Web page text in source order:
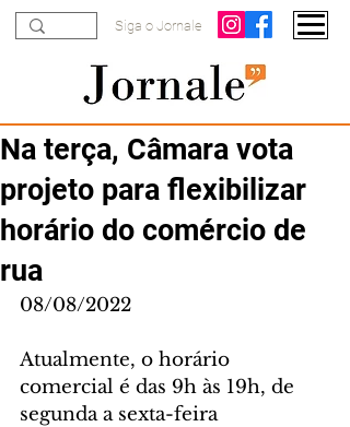
Siga o Jornale
Na terça, Câmara vota
projeto para flexibilizar
horário do comércio de
rua
08/08/2022
Atualmente, o horário
comercial é das 9h às 19h, de
segunda a sexta-feira